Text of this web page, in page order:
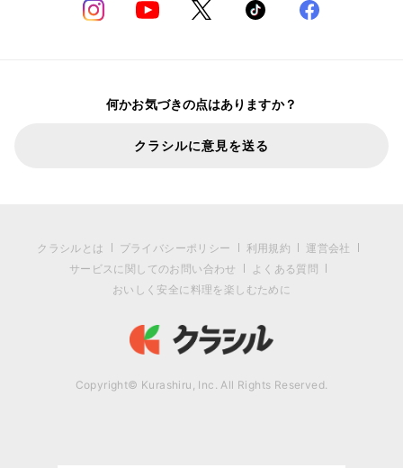
何かお気づきの点はありますか？
クラシルに意見を送る
クラシルとは プライバシーポリシー 利用規約
運営会社
サービスに関してのお問い合わせ
よくある質問
おいしく安全に料理を楽しむために
Copyright© Kurashiru, Inc. All Rights Reserved.